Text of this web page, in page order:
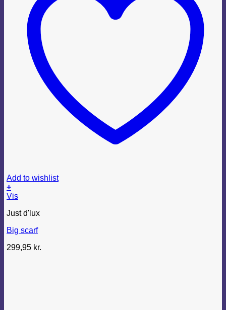
Add to wishlist
+
Vis
Just d'lux
Big scarf
299,95 kr.